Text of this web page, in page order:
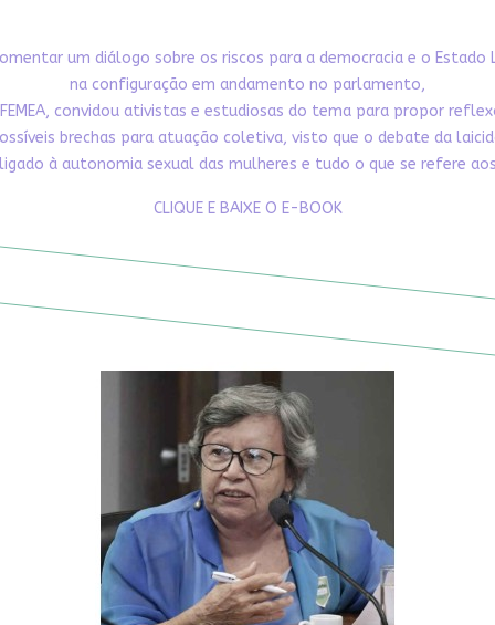
um diálogo sobre os riscos para a democracia e o Estado
na configuração em andamento no parlamento,
convidou ativistas e estudiosas do tema para propor
brechas para atuação coletiva, visto que o debate da
à autonomia sexual das mulheres e tudo o que se refere
CLIQUE E BAIXE O E-BOOK